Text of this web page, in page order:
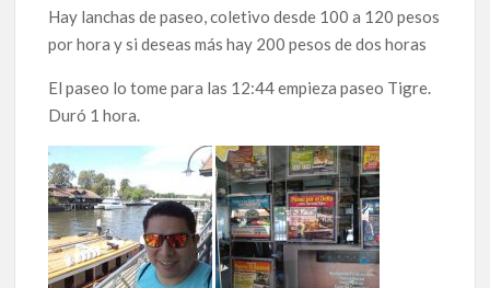
Hay lanchas de paseo, coletivo desde 100 a 120 pesos
por hora y si deseas más hay 200 pesos de dos horas
El paseo lo tome para las 12:44 empieza paseo Tigre.
Duró 1 hora.